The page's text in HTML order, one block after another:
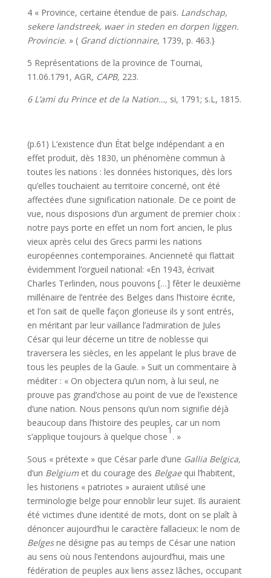
4 « Province, certaine étendue de païs. Landschap,
sekere landstreek, waer in steden en dorpen liggen.
Provincie. » ( Grand dictionnaire, 1739, p. 463.}
5 Représentations de la province de Tournai,
11.06.1791, AGR, CAPB, 223.
6 L’ami du Prince et de la Nation…, si, 1791; s.L, 1815.
(p.61) L’existence d’un État belge indépendant a en
effet produit, dès 1830, un phénomène commun à
toutes les nations : les données historiques, dès lors
qu’elles touchaient au territoire concerné, ont été
affectées d’une signification nationale. De ce point de
vue, nous disposions d’un argu­ment de premier choix :
notre pays porte en effet un nom fort ancien, le plus
vieux après celui des Grecs parmi les nations
européennes contem­poraines. Ancienneté qui flattait
évidemment l’orgueil national: «En 1943, écrivait
Charles Terlinden, nous pouvons […] fêter le deuxième
millénaire de l’entrée des Belges dans l’histoire écrite,
et l’on sait de quelle façon glorieuse ils y sont entrés,
en méritant par leur vaillance l’admiration de Jules
César qui leur décerne un titre de noblesse qui
traversera les siècles, en les appelant le plus brave de
tous les peuples de la Gaule. » Suit un commentaire à
méditer : « On objectera qu’un nom, à lui seul, ne
prouve pas grand’chose au point de vue de l’existence
d’une nation. Nous pensons qu’un nom signifie déjà
beaucoup dans l’histoire des peuples, car un nom
s’applique toujours à quelque chose
1
. »
Sous « prétexte » que César parle d’une Gallia Belgica,
d’un Belgium et du courage des Belgae qui l’habitent,
les historiens « patriotes » auraient utilisé une
terminologie belge pour ennoblir leur sujet. Ils auraient
été victimes d’une identité de mots, dont on se plaît à
dénoncer aujourd’hui le caractère fallacieux: le nom de
Belgesne désigne pas au temps de César une nation
au sens où nous l’entendons aujourd’hui, mais une
fédération de peuples aux liens assez lâches, occupant